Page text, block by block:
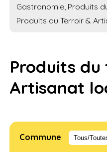
Gastronomie, Produits
Produits du Terroir &
Produits
Artisanat
Commune